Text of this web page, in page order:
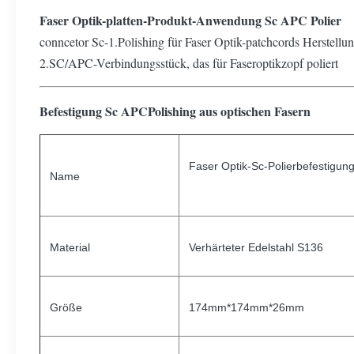
Faser Optik-platten-Produkt-Anwendung Sc APC Polier
conncetor Sc-1.Polishing für Faser Optik-patchcords
2.SC/APC-Verbindungsstück, das für Faseroptikzopf poliert
Befestigung Sc APCPolishing aus optischen Fasern
Name
Faser Optik-Sc-Polierbefestigung
Material Verhärteter Edelstahl S136
Größe 174mm*174mm*26mm